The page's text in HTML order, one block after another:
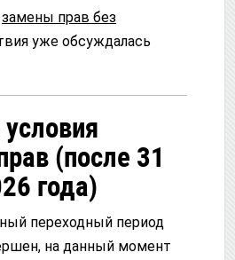
замены прав без
уже обсуждалась
(после 31
года)
переходный период
на данный момент